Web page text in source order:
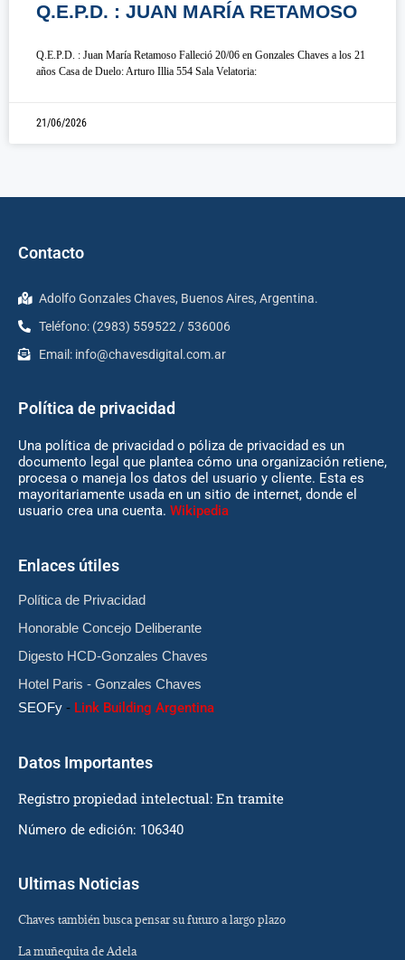
Q.E.P.D. : JUAN MARÍA RETAMOSO
Q.E.P.D. : Juan María Retamoso Falleció 20/06 en Gonzales Chaves a los 21
años Casa de Duelo: Arturo Illia 554 Sala Velatoria:
21/06/2026
Contacto
Adolfo Gonzales Chaves, Buenos Aires, Argentina.
Teléfono: (2983) 559522 / 536006
Email: info@chavesdigital.com.ar
Política de privacidad
Una política de privacidad o póliza de privacidad es un
documento legal que plantea cómo una organización retiene,
procesa o maneja los datos del usuario y cliente. Esta es
mayoritariamente usada en un sitio de internet, donde el
usuario crea una cuenta. Wikipedia
Enlaces útiles
Política de Privacidad
Honorable Concejo Deliberante
Digesto HCD-Gonzales Chaves
Hotel Paris - Gonzales Chaves
SEOFy - Link Building Argentina
Datos Importantes
Registro propiedad intelectual: En tramite
Número de edición: 106340
Ultimas Noticias
Chaves también busca pensar su futuro a largo plazo
La muñequita de Adela